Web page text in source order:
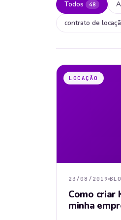
Todos 48
contrato de
LOCAÇÃO
23/08/2019
Como criar
minha